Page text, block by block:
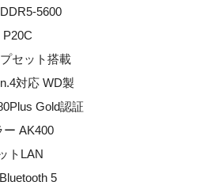
5600
セット搭載
対応 WD製
Gold認証
ー AK400
トLAN
5